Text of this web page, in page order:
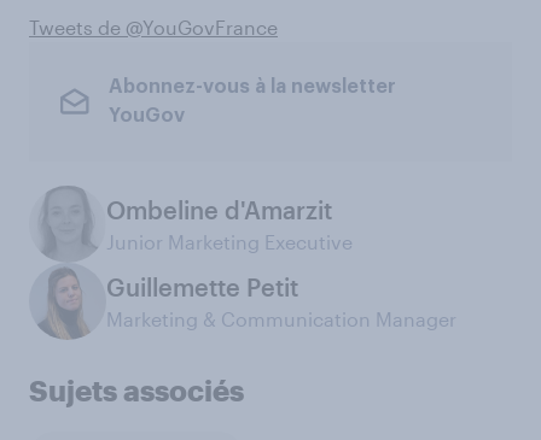
Tweets de @YouGovFrance
Abonnez-vous à la newsletter
YouGov
Ombeline d'Amarzit
Junior Marketing Executive
Guillemette Petit
Marketing & Communication Manager
Sujets associés